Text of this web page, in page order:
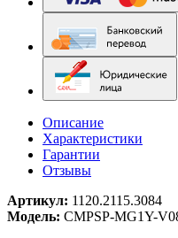
Описание
Характеристики
Гарантии
Отзывы
Артикул: 1120.2115.3084
Модель: CMPSP-MG1Y-